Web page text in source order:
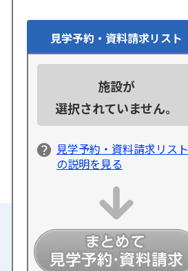
詳細情報を見る
見学予約・資料請求リスト
施設が
選択されていません。
見学予約・資料請求リスト
の説明を見る